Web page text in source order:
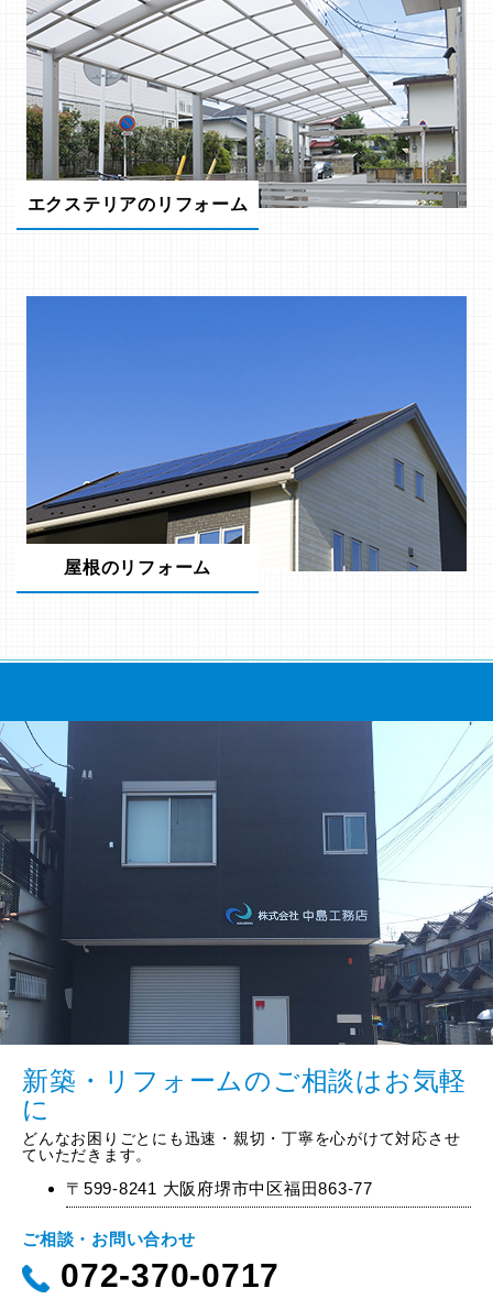
エクステリアのリフォーム
屋根のリフォーム
新築・リフォームのご相談はお気軽
に
どんなお困りごとにも迅速・親切・丁寧を心がけて対応させ
ていただきます。
〒599-8241 大阪府堺市中区福田863-77
ご相談・お問い合わせ
072-370-0717